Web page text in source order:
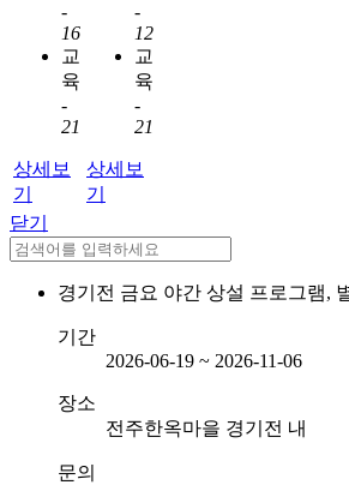
-
16
교
육
-
21
상세보
기
-
12
교
육
-
21
상세보
기
닫기
경기전 금요 야간 상설 프로그램,
기간
2026-06-19 ~ 2026-11-06
장소
전주한옥마을 경기전 내
문의